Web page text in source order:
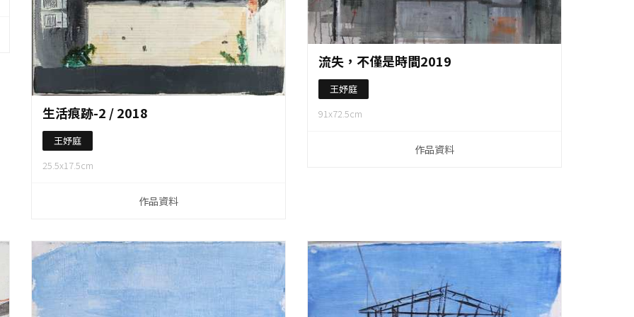
作品資料
生活痕跡-2 / 2018
王妤庭
25.5x17.5cm
作品資料
作品資料
流失，不僅是時間2019
王妤庭
91x72.5cm
作品資料